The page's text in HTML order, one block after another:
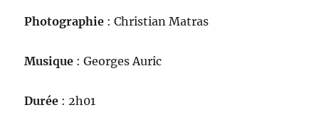
Photographie : Christian Matras
Musique : Georges Auric
Durée : 2h01